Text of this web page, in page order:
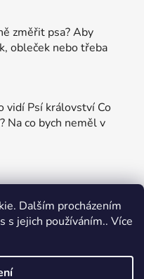
Dalším procházením
jejich používáním.. Více
změřit psa? Aby
obleček nebo třeba
vidí Psí království Co
Na co bych neměl v